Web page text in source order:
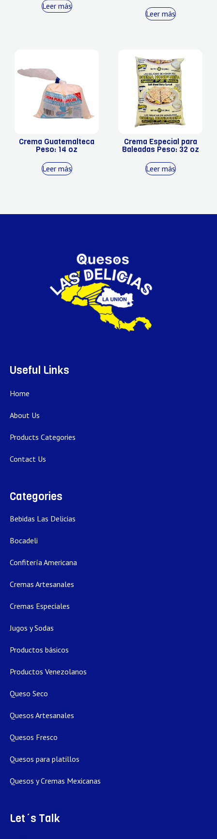
Leer más
Leer más
Crema Guatemalteca
Peso: 14 oz
Leer más
Crema Especial para
Baleadas Peso: 32 oz
Leer más
Useful Links
Home
About Us
Products Categories
Contact Us
Categories
Bebidas Las Delicias
Bocadeli
Confitería Americana
Cremas Artesanales
Cremas Especiales
Jugos y Sodas
Productos básicos
Productos Venezolanos
Queso Seco
Quesos Artesanales
Quesos Fresco
Quesos para platillos
Quesos y Cremas Mexicanas
Let´s Talk